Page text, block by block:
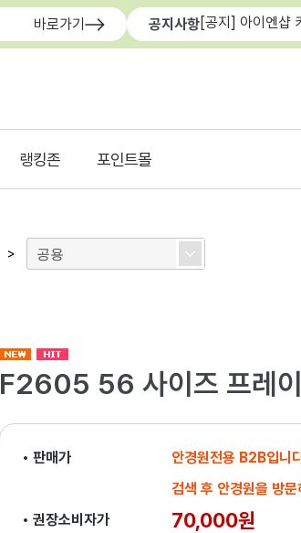
바로가기 공지사항[공지] 아이엔샵
랭킹존 포인트몰
> 공용
F2605 56 사이즈 프레
• 판매가
안경원전용 B2B입니
검색 후 안경원을 방
• 권장소비자가
70,000원